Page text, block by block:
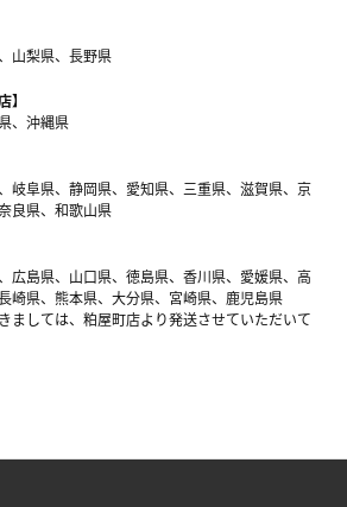
山梨県、長野県
】
、沖縄県
岐阜県、静岡県、愛知県、三重県、滋賀県、京
良県、和歌山県
広島県、山口県、徳島県、香川県、愛媛県、高
崎県、熊本県、大分県、宮崎県、鹿児島県
ましては、粕屋町店より発送させていただいて